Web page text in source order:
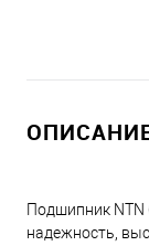
Подшипник NTN
надежность,